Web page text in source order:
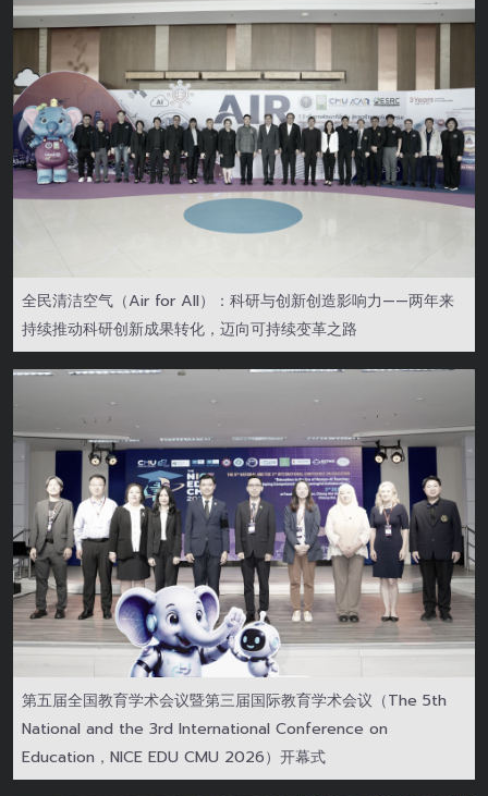
全民清洁空气（Air for All）：科研与创新创造影响力——两年来
持续推动科研创新成果转化，迈向可持续变革之路
第五届全国教育学术会议暨第三届国际教育学术会议（The 5th
National and the 3rd International Conference on
Education，NICE EDU CMU 2026）开幕式